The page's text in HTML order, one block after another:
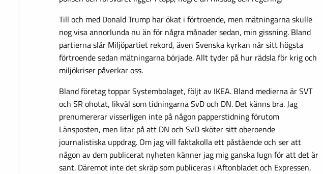
Till och med Donald Trump har ökat i förtroende, men mätningarna skulle
nog visa annorlunda nu än för några månader sedan, min gissning. Bland
partierna slår Miljöpartiet rekord, även Svenska kyrkan når sitt högsta
förtroende sedan mätningarna började. Allt tyder på hur rädsla för krig och
miljökriser påverkar oss.
Bland företag toppar Systembolaget, följt av IKEA. Bland medierna är SVT
och SR ohotat, likväl som tidningarna SvD och DN. Det känns bra. Jag
prenumererar visserligen inte på någon papperstidning förutom
Länsposten, men litar på att DN och SvD sköter sitt oberoende
journalistiska uppdrag. Om jag vill faktakolla ett påstående och ser att
någon av dem publicerat nyheten känner jag mig ganska lugn för att det är
sant. Däremot inte det skräp som publiceras i Aftonbladet och Expressen,